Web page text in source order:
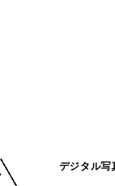
デジタル写